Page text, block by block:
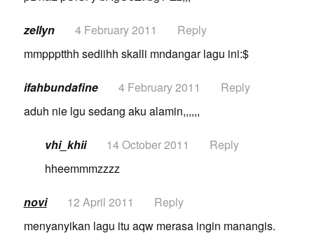
zellyn 4 February 2011
Reply
mmppptthh sediihh skalli mndangar lagu ini:$
ifahbundafine 4 February 2011
Reply
aduh nie lgu sedang aku alamin,,,,,,
vhi_khii 14 October 2011
Reply
hheemmmzzzz
novi 12 April 2011
Reply
menyanyikan lagu itu aqw merasa ingin manangis.